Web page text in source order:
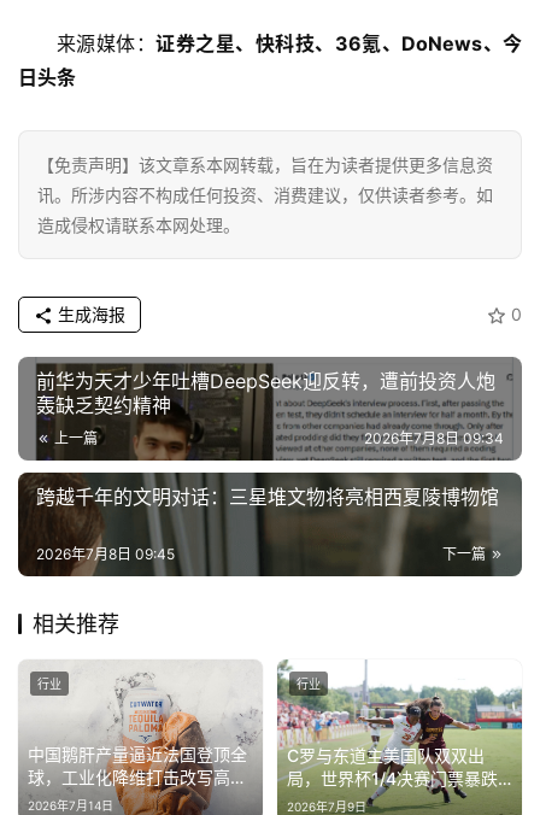
·
来源媒体：证券之星、快科技、36氪、DoNews、今
日头条
【免责声明】该文章系本网转载，旨在为读者提供更多信息资
讯。所涉内容不构成任何投资、消费建议，仅供读者参考。如
造成侵权请联系本网处理。
0
生成海报
前华为天才少年吐槽DeepSeek迎反转，遭前投资人炮
轰缺乏契约精神
上一篇 2026年7月8日 09:34
跨越千年的文明对话：三星堆文物将亮相西夏陵博物馆
下一篇
2026年7月8日 09:45
相关推荐
中国鹅肝产量逼近法国登顶全
球，工业化降维打击改写高端
食材格局
2026年7月14日
行业
C罗与东道主美国队双双出
局，世界杯1/4决赛门票暴跌
近60%
2026年7月9日
行业